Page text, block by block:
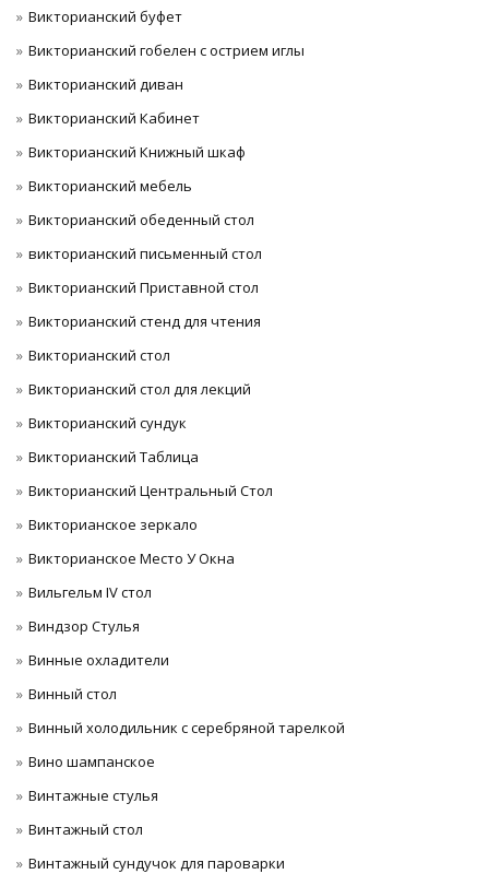
Викторианский буфет
Викторианский гобелен с острием иглы
Викторианский диван
Викторианский Кабинет
Викторианский Книжный шкаф
Викторианский мебель
Викторианский обеденный стол
викторианский письменный стол
Викторианский Приставной стол
Викторианский стенд для чтения
Викторианский стол
Викторианский стол для лекций
Викторианский сундук
Викторианский Таблица
Викторианский Центральный Стол
Викторианское зеркало
Викторианское Место У Окна
Вильгельм IV стол
Виндзор Стулья
Винные охладители
Винный стол
Винный холодильник с серебряной тарелкой
Вино шампанское
Винтажные стулья
Винтажный стол
Винтажный сундучок для пароварки